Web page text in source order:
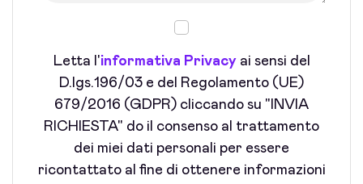
Letta l'informativa Privacyai sensi del
D.lgs.196/03 e del Regolamento (UE)
679/2016 (GDPR) cliccando su "INVIA
RICHIESTA" do il consenso al trattamento
dei miei dati personali per essere
ricontattato al fine di ottenere informazioni